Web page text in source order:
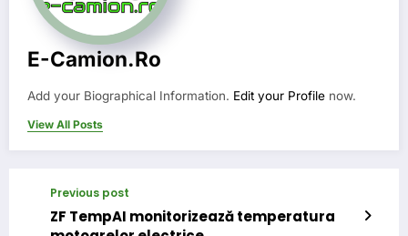
E-Camion.ro
Add your Biographical Information. Edit your Profile now.
View All Posts
Previous post
ZF TempAI monitorizează temperatura